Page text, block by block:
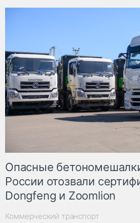
Опасные
России отозвали
Dongfeng и Zoomlion
Коммерческий транспорт